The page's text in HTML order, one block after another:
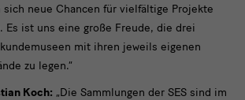
sich neue Chancen für vielfältige Projekte
Es ist uns eine große Freude, die drei
mit ihren jeweils eigenen
zu legen.“
Koch: „Die Sammlungen der SES sind im